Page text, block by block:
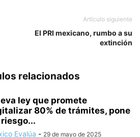
Artículo siguiente
El PRI mexicano, rumbo a su
extinción
relacionados
ley que promete
80% de trámites, pone
Evalúa - 29 de mayo de 2025